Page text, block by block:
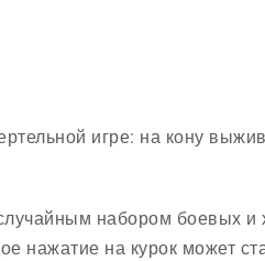
игре: на кону
набором боевых и
нажатие на курок может